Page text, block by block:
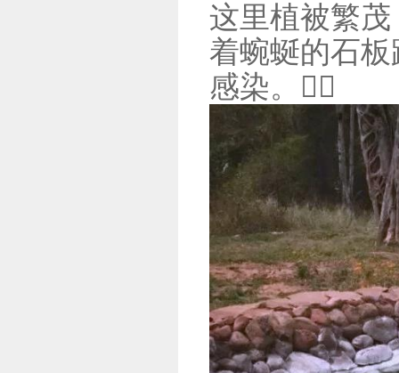
这里植被繁
着蜿蜒的石
感染。🚶‍♂️